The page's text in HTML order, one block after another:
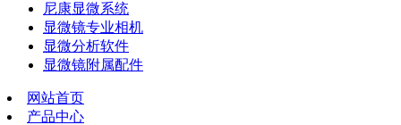
尼康显微系统
显微镜专业相机
显微分析软件
显微镜附属配件
网站首页
产品中心